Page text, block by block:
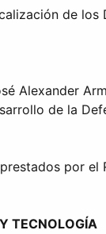
de
Alexander
de la
por
TECNOLOGÍA